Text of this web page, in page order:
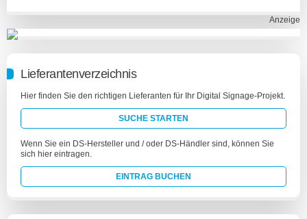
Anzeige
Lieferantenverzeichnis
Hier finden Sie den richtigen Lieferanten für Ihr Digital Signage-Projekt.
SUCHE STARTEN
Wenn Sie ein DS-Hersteller und / oder DS-Händler sind, können Sie
sich hier eintragen.
EINTRAG BUCHEN